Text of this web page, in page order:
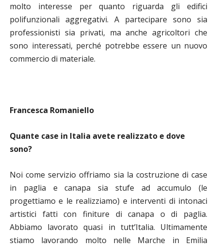
molto interesse per quanto riguarda gli edifici
polifunzionali aggregativi. A partecipare sono sia
professionisti sia privati, ma anche agricoltori che
sono interessati, perché potrebbe essere un nuovo
commercio di materiale.
Francesca Romaniello
Quante case in Italia avete realizzato e dove
sono?
Noi come servizio offriamo sia la costruzione di case
in paglia e canapa sia stufe ad accumulo (le
progettiamo e le realizziamo) e interventi di intonaci
artistici fatti con finiture di canapa o di paglia.
Abbiamo lavorato quasi in tutt’Italia. Ultimamente
stiamo lavorando molto nelle Marche in Emilia